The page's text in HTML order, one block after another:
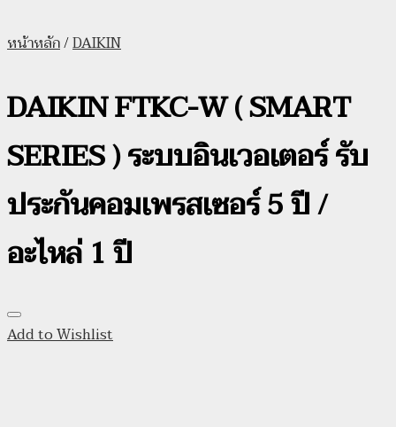
หน้าหลัก/DAIKIN
DAIKIN FTKC-W ( SMART
SERIES ) ระบบอินเวอเตอร์ รับ
ประกันคอมเพรสเซอร์ 5 ปี /
อะไหล่ 1 ปี
Add to Wishlist